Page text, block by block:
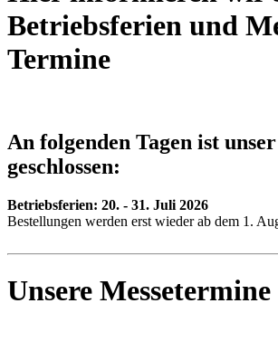
Betriebsferien und
Termine
An folgenden Tagen ist
geschlossen:
Betriebsferien: 20. - 31. Juli 2026
Bestellungen werden erst wieder ab dem 1.
Unsere Messetermine